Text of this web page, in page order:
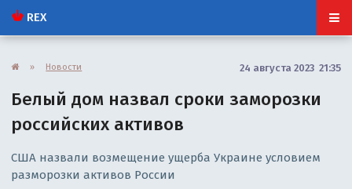
REX
» Новости 24 августа 2023 21:35
Белый дом назвал сроки заморозки
российских активов
США назвали возмещение ущерба Украине условием
разморозки активов России